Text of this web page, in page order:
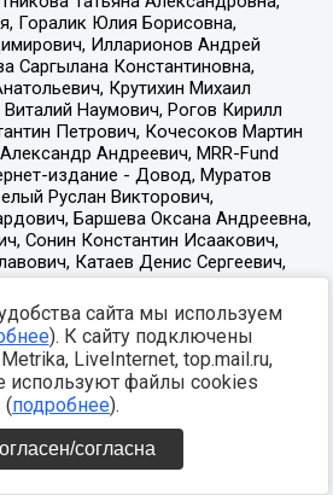
сайта мы используем
). К сайту подключены
LiveInternet, top.mail.ru,
используют файлы cookies
(подробнее).
согласна